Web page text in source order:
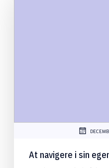
At navigere i sin